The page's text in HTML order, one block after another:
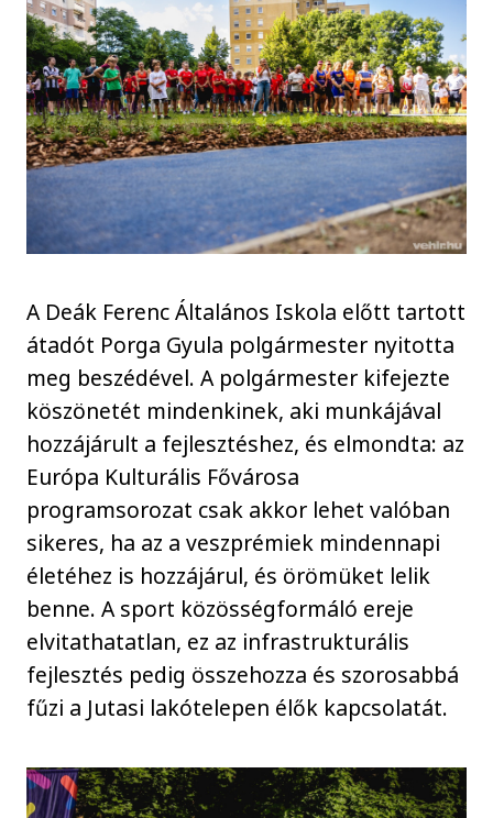
A Deák Ferenc Általános Iskola előtt tartott
átadót Porga Gyula polgármester nyitotta
meg beszédével. A polgármester kifejezte
köszönetét mindenkinek, aki munkájával
hozzájárult a fejlesztéshez, és elmondta: az
Európa Kulturális Fővárosa
programsorozat csak akkor lehet valóban
sikeres, ha az a veszprémiek mindennapi
életéhez is hozzájárul, és örömüket lelik
benne. A sport közösségformáló ereje
elvitathatatlan, ez az infrastrukturális
fejlesztés pedig összehozza és szorosabbá
fűzi a Jutasi lakótelepen élők kapcsolatát.